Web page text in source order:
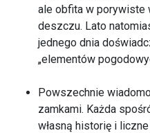
ale obfita w porywiste
deszczu. Lato
jednego dnia
„elementów
Powszechnie
zamkami. Każda
własną historię i